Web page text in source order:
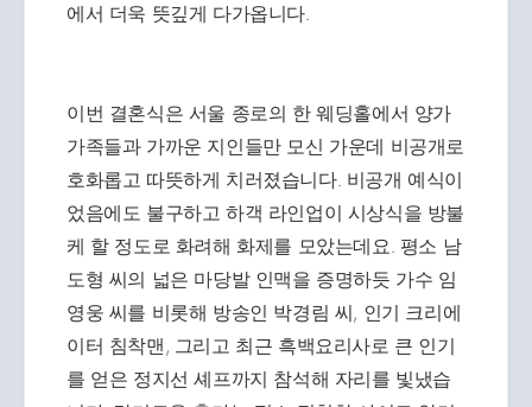
에서 더욱 뜻깊게 다가옵니다.
이번 결혼식은 서울 종로의 한 웨딩홀에서 양가
가족들과 가까운 지인들만 모신 가운데 비공개로
호화롭고 따뜻하게 치러졌습니다. 비공개 예식이
었음에도 불구하고 하객 라인업이 시상식을 방불
케 할 정도로 화려해 화제를 모았는데요. 평소 남
도형 씨의 넓은 마당발 인맥을 증명하듯 가수 임
영웅 씨를 비롯해 방송인 박경림 씨, 인기 크리에
이터 침착맨, 그리고 최근 흑백요리사로 큰 인기
를 얻은 정지선 셰프까지 참석해 자리를 빛냈습